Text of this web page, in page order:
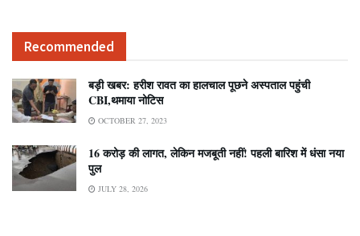
Recommended
बड़ी खबर: हरीश रावत का हालचाल पूछने अस्पताल पहुंची
CBI,थमाया नोटिस
OCTOBER 27, 2023
16 करोड़ की लागत, लेकिन मजबूती नहीं! पहली बारिश में धंसा नया
पुल
JULY 28, 2026